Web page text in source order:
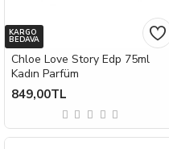
KARGO
BEDAVA
Chloe Love Story Edp 75ml
Kadın Parfüm
849,00TL